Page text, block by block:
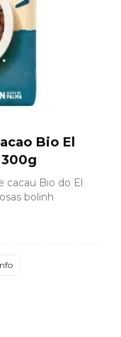
Bio El
cacau Bio do El
bolinh